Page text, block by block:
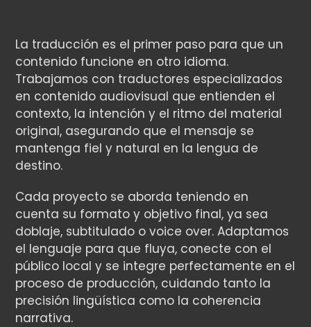
La traducción es el primer paso para que un
contenido funcione en otro idioma.
Trabajamos con traductores especializados
en contenido audiovisual que entienden el
contexto, la intención y el ritmo del material
original, asegurando que el mensaje se
mantenga fiel y natural en la lengua de
destino.
Cada proyecto se aborda teniendo en
cuenta su formato y objetivo final, ya sea
doblaje, subtitulado o voice over. Adaptamos
el lenguaje para que fluya, conecte con el
público local y se integre perfectamente en el
proceso de producción, cuidando tanto la
precisión lingüística como la coherencia
narrativa.